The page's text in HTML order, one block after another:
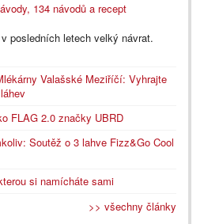
134 návodů a recept
posledních letech velký návrat.
Valašské Meziříčí: Vyhrajte
FLAG 2.0 značky UBRD
Soutěž o 3 lahve Fizz&Go Cool
si namícháte sami
>> všechny články